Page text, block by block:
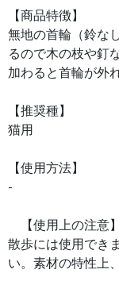
【商品特徴】
無地の首輪（鈴な
るので木の枝や釘
加わると首輪が外
【推奨種】
猫用
【使用方法】
-
【使用上の注意】
散歩には使用でき
い。素材の特性上